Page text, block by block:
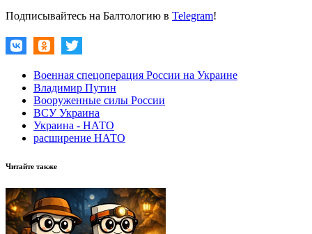
Подписывайтесь на Балтологию в Telegram!
Военная спецоперация России на Украине
Владимир Путин
Вооруженные силы России
ВСУ Украина
Украина - НАТО
расширение НАТО
Читайте также